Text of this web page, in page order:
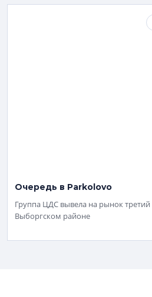
Очередь в Parkolovo
Группа ЦДС вывела на рынок
Выборгском районе